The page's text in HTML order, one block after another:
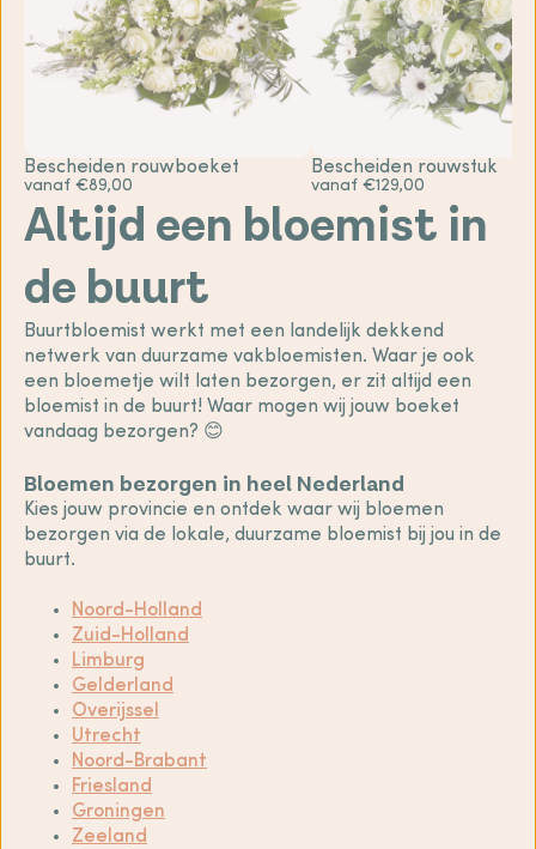
Bescheiden rouwboeket
vanaf €89,00
Bescheiden rouwstuk
vanaf €129,00
Altijd een bloemist in
de buurt
Buurtbloemist werkt met een landelijk dekkend
netwerk van duurzame vakbloemisten. Waar je ook
een bloemetje wilt laten bezorgen, er zit altijd een
bloemist in de buurt! Waar mogen wij jouw boeket
vandaag bezorgen? 😊
Bloemen bezorgen in heel Nederland
Kies jouw provincie en ontdek waar wij bloemen
bezorgen via de lokale, duurzame bloemist bij jou in de
buurt.
Noord-Holland
Zuid-Holland
Limburg
Gelderland
Overijssel
Utrecht
Noord-Brabant
Friesland
Groningen
Zeeland